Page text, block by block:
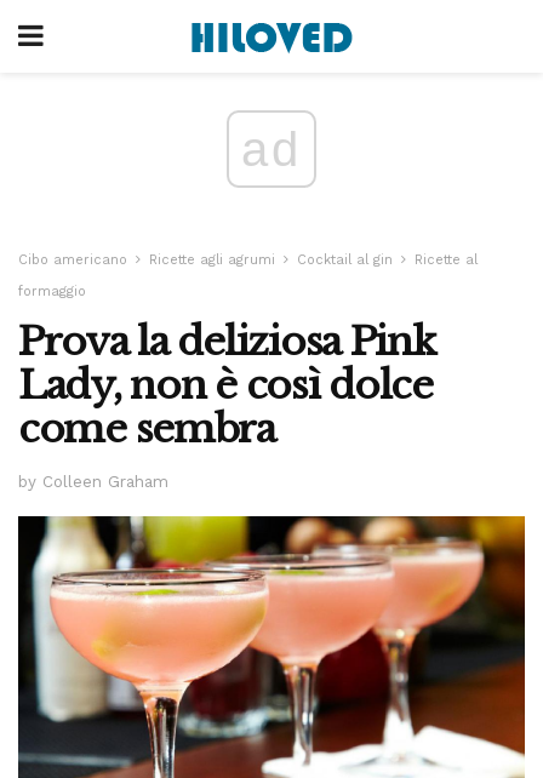
ad
Cibo americano Ricette agli agrumi Cocktail al gin
Ricette al
formaggio
Prova la deliziosa Pink
Lady, non è così dolce
come sembra
by Colleen Graham